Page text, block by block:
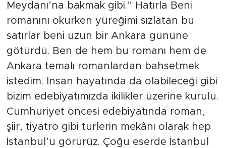
Meydanı’na bakmak gibi.” Hatırla Beni
romanını okurken yüreğimi sızlatan bu
satırlar beni uzun bir Ankara gününe
götürdü. Ben de hem bu romanı hem de
Ankara temalı romanlardan bahsetmek
istedim. Insan hayatında da olabileceği gibi
bizim edebiyatımızda ikilikler üzerine kurulu.
Cumhuriyet öncesi edebiyatında roman,
şiir, tiyatro gibi türlerin mekânı olarak hep
İstanbul’u görürüz. Çoğu eserde İstanbul
Sektör